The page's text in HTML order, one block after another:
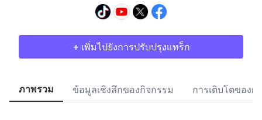
+ เพิ่มไปยังการปรับปรุงแทร็ก
ภาพรวม ข้อมูลเชิงลึกของกิจกรรม การเติบโตของผู้